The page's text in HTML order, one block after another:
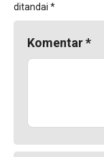
ditandai *
Komentar*